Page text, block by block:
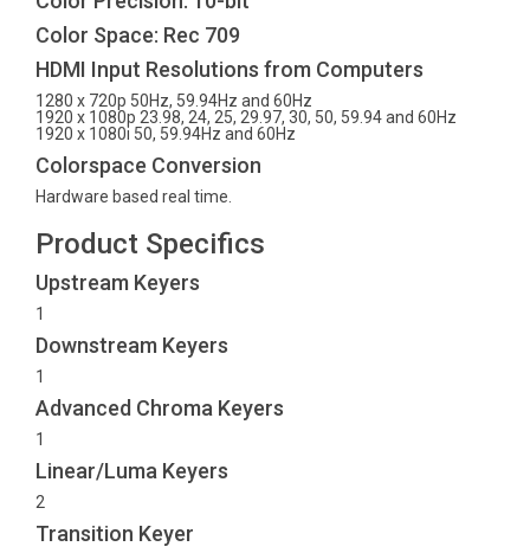
Color Space: Rec 709
HDMI Input Resolutions from Computers
1280 x 720p 50Hz, 59.94Hz and 60Hz
1920 x 1080p 23.98, 24, 25, 29.97, 30, 50, 59.94 and 60Hz
1920 x 1080i 50, 59.94Hz and 60Hz
Colorspace Conversion
Hardware based real time.
Product Specifics
Upstream Keyers
1
Downstream Keyers
1
Advanced Chroma Keyers
1
Linear/Luma Keyers
2
Transition Keyer